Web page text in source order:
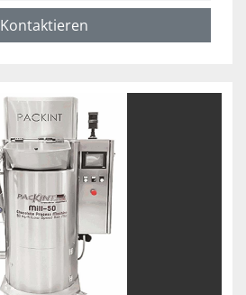
Kontaktieren